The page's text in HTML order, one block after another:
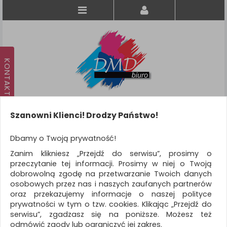
KATEGORIE
WSZYSTKIE KATEGORIE
FILTRY
Więcej
Szanowni Klienci! Drodzy Państwo!
Dbamy o Twoją prywatność!
Zanim klikniesz „Przejdź do serwisu”, prosimy o
przeczytanie tej informacji. Prosimy w niej o Twoją
dobrowolną zgodę na przetwarzanie Twoich danych
osobowych przez nas i naszych zaufanych partnerów
oraz przekazujemy informacje o naszej polityce
prywatności w tym o tzw. cookies. Klikając „Przejdź do
serwisu”, zgadzasz się na poniższe. Możesz też
odmówić zgody lub ograniczyć jej zakres.